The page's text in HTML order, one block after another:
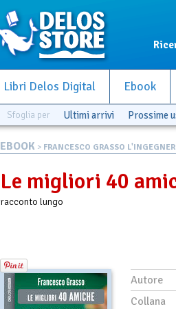
Libri Delos Digital Ebook
Sfoglia per Ultimi arrivi Prossime
EBOOK > FRANCESCO GRASSO
Le migliori 40
racconto lungo
Autore
Collana